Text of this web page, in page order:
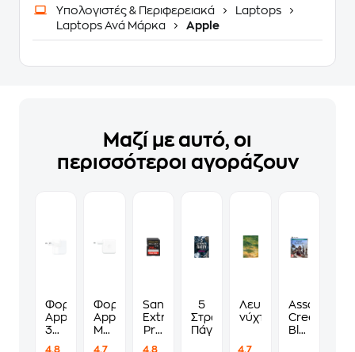
Υπολογιστές & Περιφερειακά
Laptops
Laptops Ανά Μάρκα
Apple
Μαζί με αυτό, οι
περισσότεροι αγοράζουν
Φορτιστής
Apple
30W
4.8
Φορτιστής
Apple
MXN53ZM/A
4.7
Sandisk
Extreme
Pro
4.8
5
Στρώματα
Πάγου
Λευκές
νύχτες
4.7
Assassin's
Creed
Black